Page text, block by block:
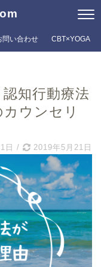
問い合わせ CBT×YOGA
知行動療法
ウンセリ
日 / 2019年5月21日